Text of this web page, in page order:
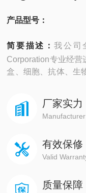
产品型号：
简要描述：我公司
Corporation专业经营
盒、细胞、抗体、生
厂家实力
有效保修
Valid
质量保障